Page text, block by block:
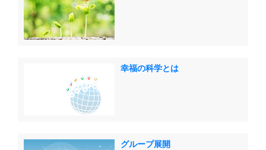
幸福の科学とは
グループ展開